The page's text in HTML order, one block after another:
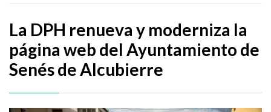
La DPH renueva y moderniza la
página web del Ayuntamiento de
Senés de Alcubierre